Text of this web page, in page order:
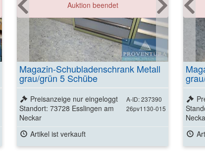
Auktion beendet
Magazin-Schubladenschrank Metall
grau/grün 5 Schübe
A-ID: 237390
26pv1130-015
Preisanzeige nur eingeloggt
Standort: 73728 Esslingen am
Neckar
Artikel ist verkauft